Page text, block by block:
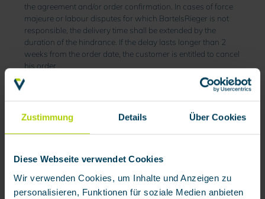
Zustimmung Details Über Cookies
Diese Webseite verwendet Cookies
Wir verwenden Cookies, um Inhalte und Anzeigen zu
personalisieren, Funktionen für soziale Medien anbieten
the agreement and/or order confirmation. In cases of force
majeure or labour disputes for which BartelsRieger is not
responsible, the delivery time shall be extended by the
duration of the hindrance. If the delay lasts longer than 2
weeks from the order date, the customer is entitled to cancel
his order.
Order value under EUR 500:Flat rate shipping EUR 4.49.